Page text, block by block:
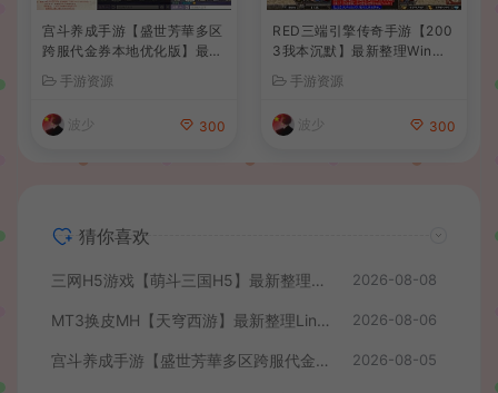
宫斗养成手游【盛世芳華多区
跨服代金券本地优化版】最新
整理单机一键即玩端+Linux
手工服务端+CDK授权后台
+安卓+详细搭建教程
手游资源
波少 300
RED三端引擎传奇手游【200
3我本沉默】最新整理Win系
服务端+安卓苹果PC三端+详
细搭建教程
手游资源
波少 300
猜你喜欢
三网H5游戏【萌斗三国H5】最新整理WIN系服务端+GM后台+详细搭建教程 2026-08-08
MT3换皮MH【天穹西游】最新整理Linux手工服务端+安卓苹果双端+GM后台+详细搭建教程+全套源码+视频教程 2026-08-06
宫斗养成手游【盛世芳華多区跨服代金券本地优化版】最新整理单机一键即玩端+Linux手工服务端+CDK授权后台+安卓+详细搭建教程 2026-08-05